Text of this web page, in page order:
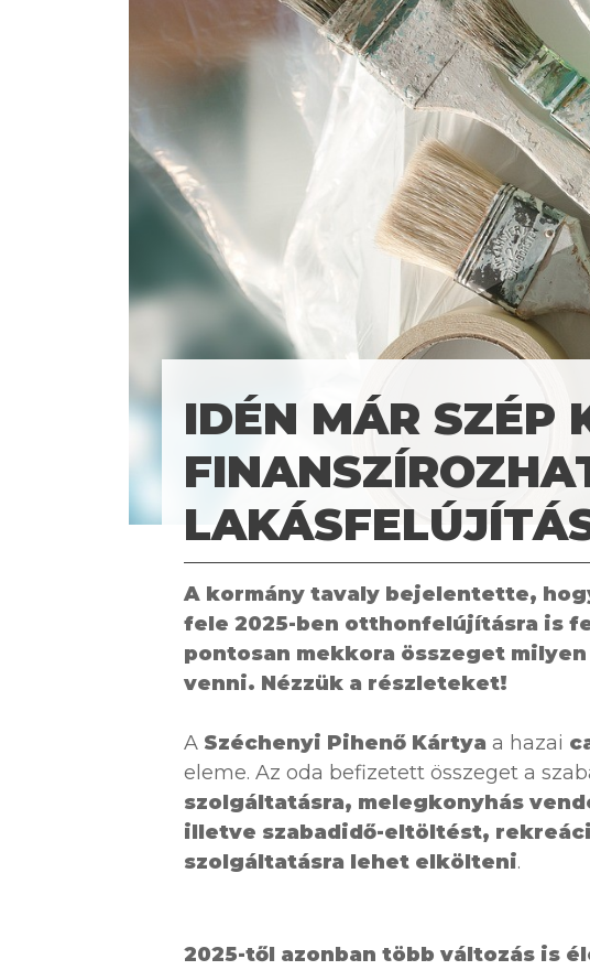
IDÉN MÁR SZÉP
A kormány tavaly bejelentette,
fele 2025-ben otthonfelújításra is
pontosan mekkora összeget
venni. Nézzük a részleteket!
A Széchenyi Pihenő Kártya a hazai
eleme. Az oda befizetett összeget a
szolgáltatásra, melegkonyhás
illetve szabadidő-eltöltést,
szolgáltatásra lehet elkölteni.
2025-től azonban több változás is